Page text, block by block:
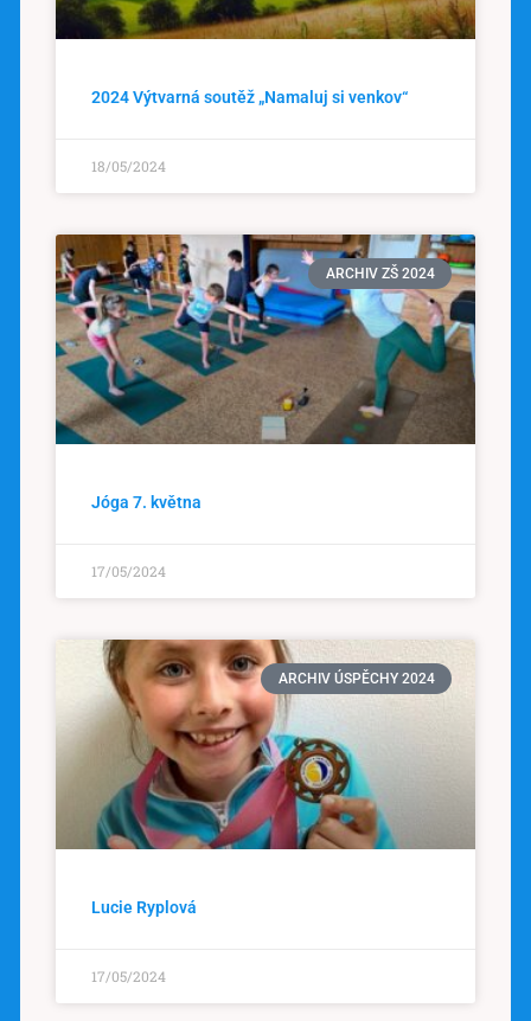
2024 Výtvarná soutěž „Namaluj si venkov“
18/05/2024
ARCHIV ZŠ 2024
Jóga 7. května
17/05/2024
ARCHIV ÚSPĚCHY 2024
Lucie Ryplová
17/05/2024